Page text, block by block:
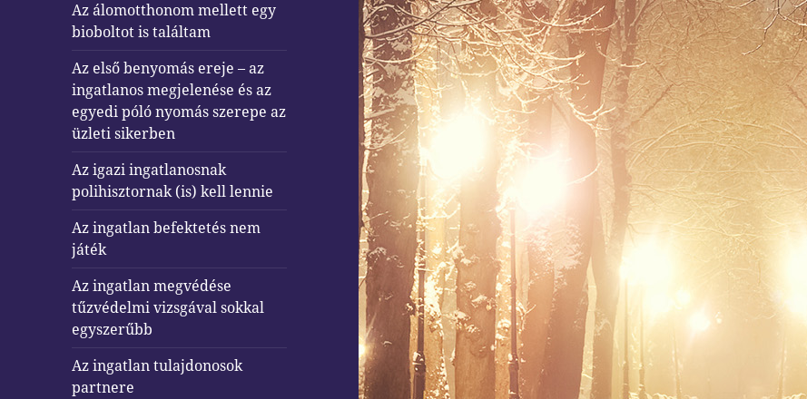
Az álomotthonom mellett egy
bioboltot is találtam
Az első benyomás ereje – az
ingatlanos megjelenése és az
egyedi póló nyomás szerepe az
üzleti sikerben
Az igazi ingatlanosnak
polihisztornak (is) kell lennie
Az ingatlan befektetés nem
játék
Az ingatlan megvédése
tűzvédelmi vizsgával sokkal
egyszerűbb
Az ingatlan tulajdonosok
partnere